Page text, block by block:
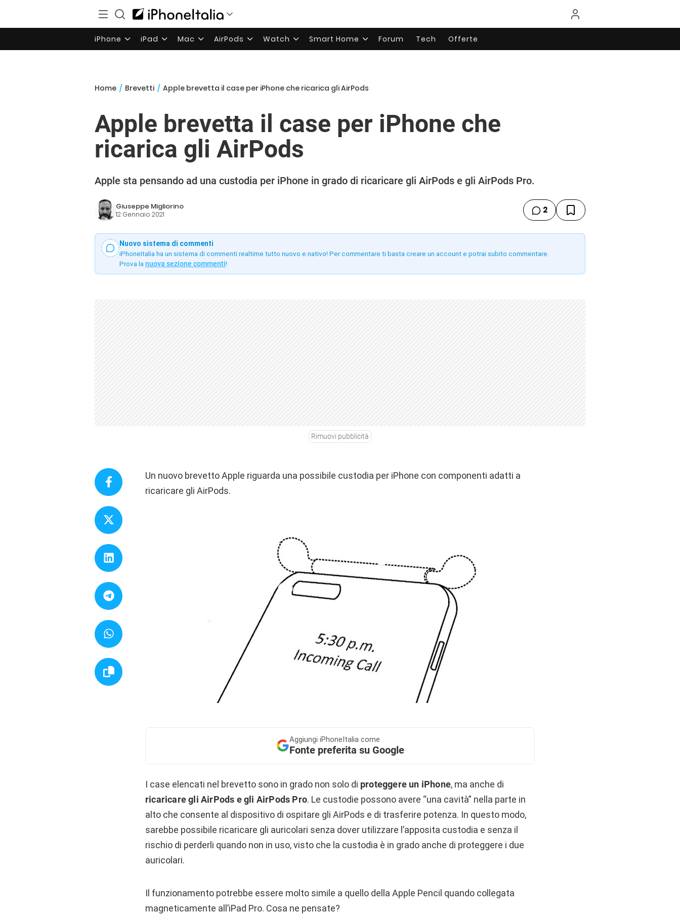
iPhone iPad Mac AirPods Watch Smart Home Forum Tech Offerte
Home / Brevetti / Apple brevetta il case per iPhone che ricarica gli AirPods
Apple brevetta il case per iPhone che
ricarica gli AirPods
Apple sta pensando ad una custodia per iPhone in grado di ricaricare gli AirPods e gli AirPods Pro.
Giuseppe Migliorino
12 Gennaio 2021 2
Nuovo sistema di commenti
iPhoneItalia ha un sistema di commenti realtime tutto nuovo e nativo! Per commentare ti basta creare un account e potrai subito commentare.
Prova la nuova sezione commenti!
Rimuovi pubblicità
Un nuovo brevetto Apple riguarda una possibile custodia per iPhone con componenti adatti a
ricaricare gli AirPods.
Aggiungi iPhoneItalia come
Fonte preferita su Google
I case elencati nel brevetto sono in grado non solo di proteggere un iPhone, ma anche di
ricaricare gli AirPods e gli AirPods Pro. Le custodie possono avere “una cavità” nella parte in
alto che consente al dispositivo di ospitare gli AirPods e di trasferire potenza. In questo modo,
sarebbe possibile ricaricare gli auricolari senza dover utilizzare l’apposita custodia e senza il
rischio di perderli quando non in uso, visto che la custodia è in grado anche di proteggere i due
auricolari.
Il funzionamento potrebbe essere molto simile a quello della Apple Pencil quando collegata
magneticamente all’iPad Pro. Cosa ne pensate?